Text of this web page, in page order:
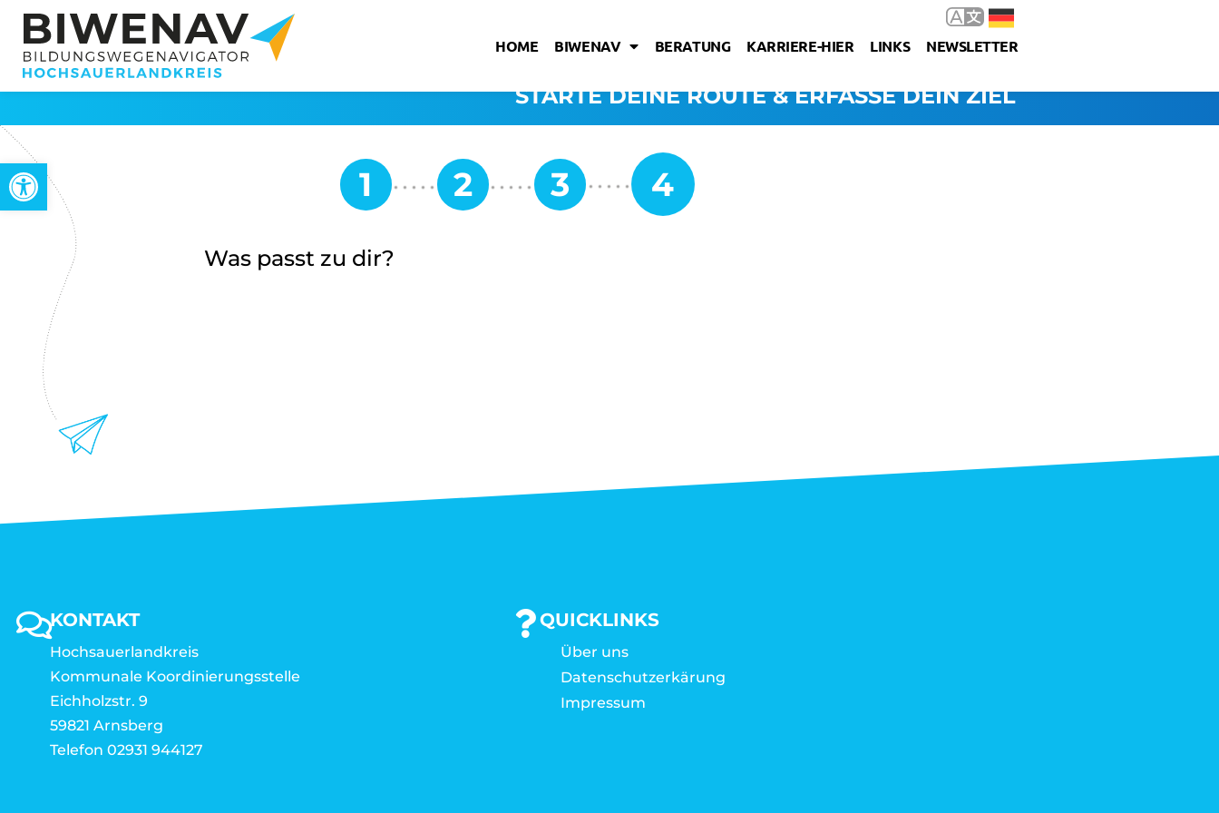
Werkzeugleiste öffnen
HOME BIWENAV BERATUNG KARRIERE-HIER LINKS NEWSLETTER
STARTE DEINE ROUTE & ERFASSE DEIN ZIEL
Was passt zu dir?
KONTAKT
Hochsauerlandkreis
Kommunale Koordinierungsstelle
Eichholzstr. 9
59821 Arnsberg
Telefon 02931 944127
QUICKLINKS
Über uns
Datenschutzerkärung
Impressum